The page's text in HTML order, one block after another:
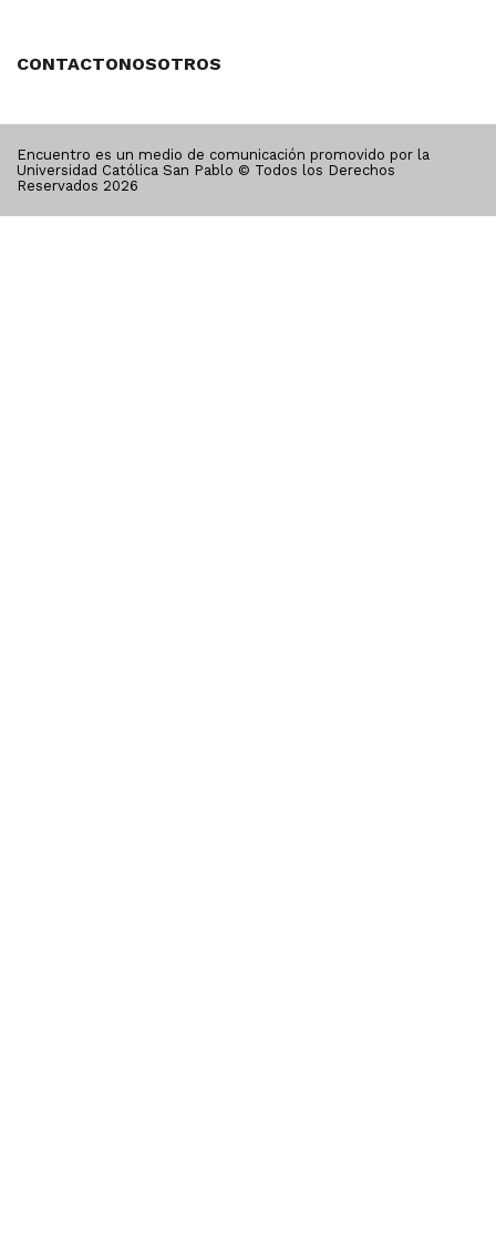
CONTACTONOSOTROS
Encuentro es un medio de comunicación promovido por la
Universidad Católica San Pablo © Todos los Derechos
Reservados 2026